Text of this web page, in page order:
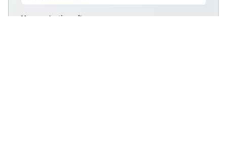
Message (optionnel)